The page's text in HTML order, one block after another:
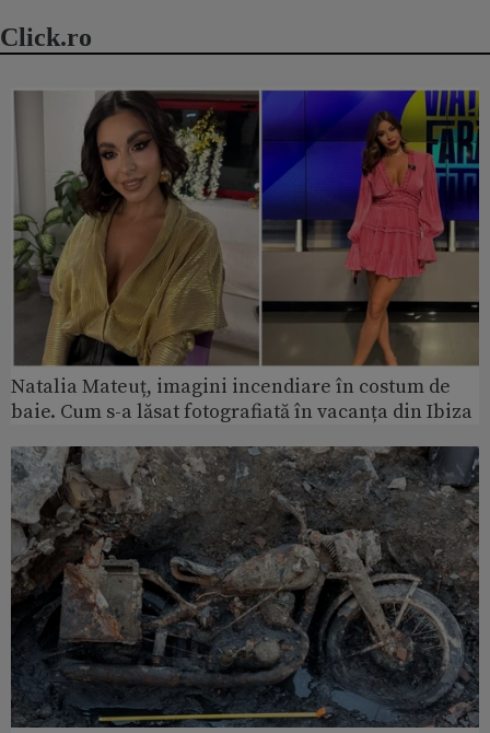
Click.ro
Natalia Mateuț, imagini incendiare în costum de
baie. Cum s-a lăsat fotografiată în vacanța din Ibiza